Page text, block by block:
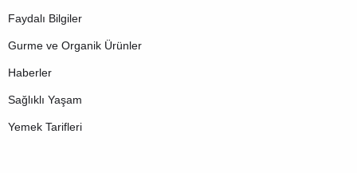
Faydalı Bilgiler
Gurme ve Organik Ürünler
Haberler
Sağlıklı Yaşam
Yemek Tarifleri